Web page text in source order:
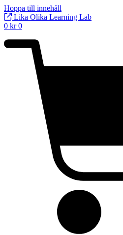
Hoppa till innehåll
Lika Olika Learning Lab
0 kr 0